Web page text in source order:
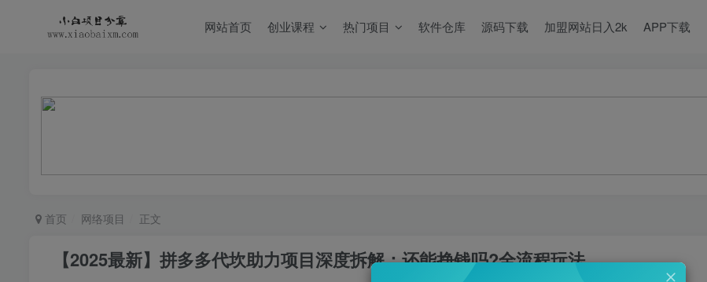
网站首页 创业课程 热门项目 软件仓库 源码下载 加盟网站日入2k APP下载
首页 网络项目 正文
【2025最新】拼多多代坎助力项目深度拆解：还能挣钱吗?全流程玩法